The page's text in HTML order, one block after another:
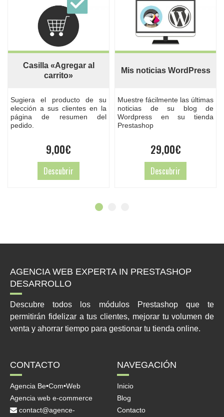
Casilla «Agregar al
carrito»
Sugiera el producto de su
elección a sus clientes en la
página de resumen del
pedido.
9,00€
Descubrir
Mis noticias WordPress
Muestre fácilmente las últimas
noticias de su blog de
Wordpress en su tienda
Prestashop
29,00€
Descubrir
AGENCIA WEB EXPERTA IN PRESTASHOP
DESARROLLO
Descubre todos los módulos Prestashop que te
permitirán fidelizar a tus clientes, mejorar tu volumen de
venta y ahorrar tiempo para gestionar tu tienda online.
CONTACTO
Agencia Be•Com•Web
Agencia web e-commerce
contact@agence-
NAVEGACIÓN
Inicio
Blog
Contacto